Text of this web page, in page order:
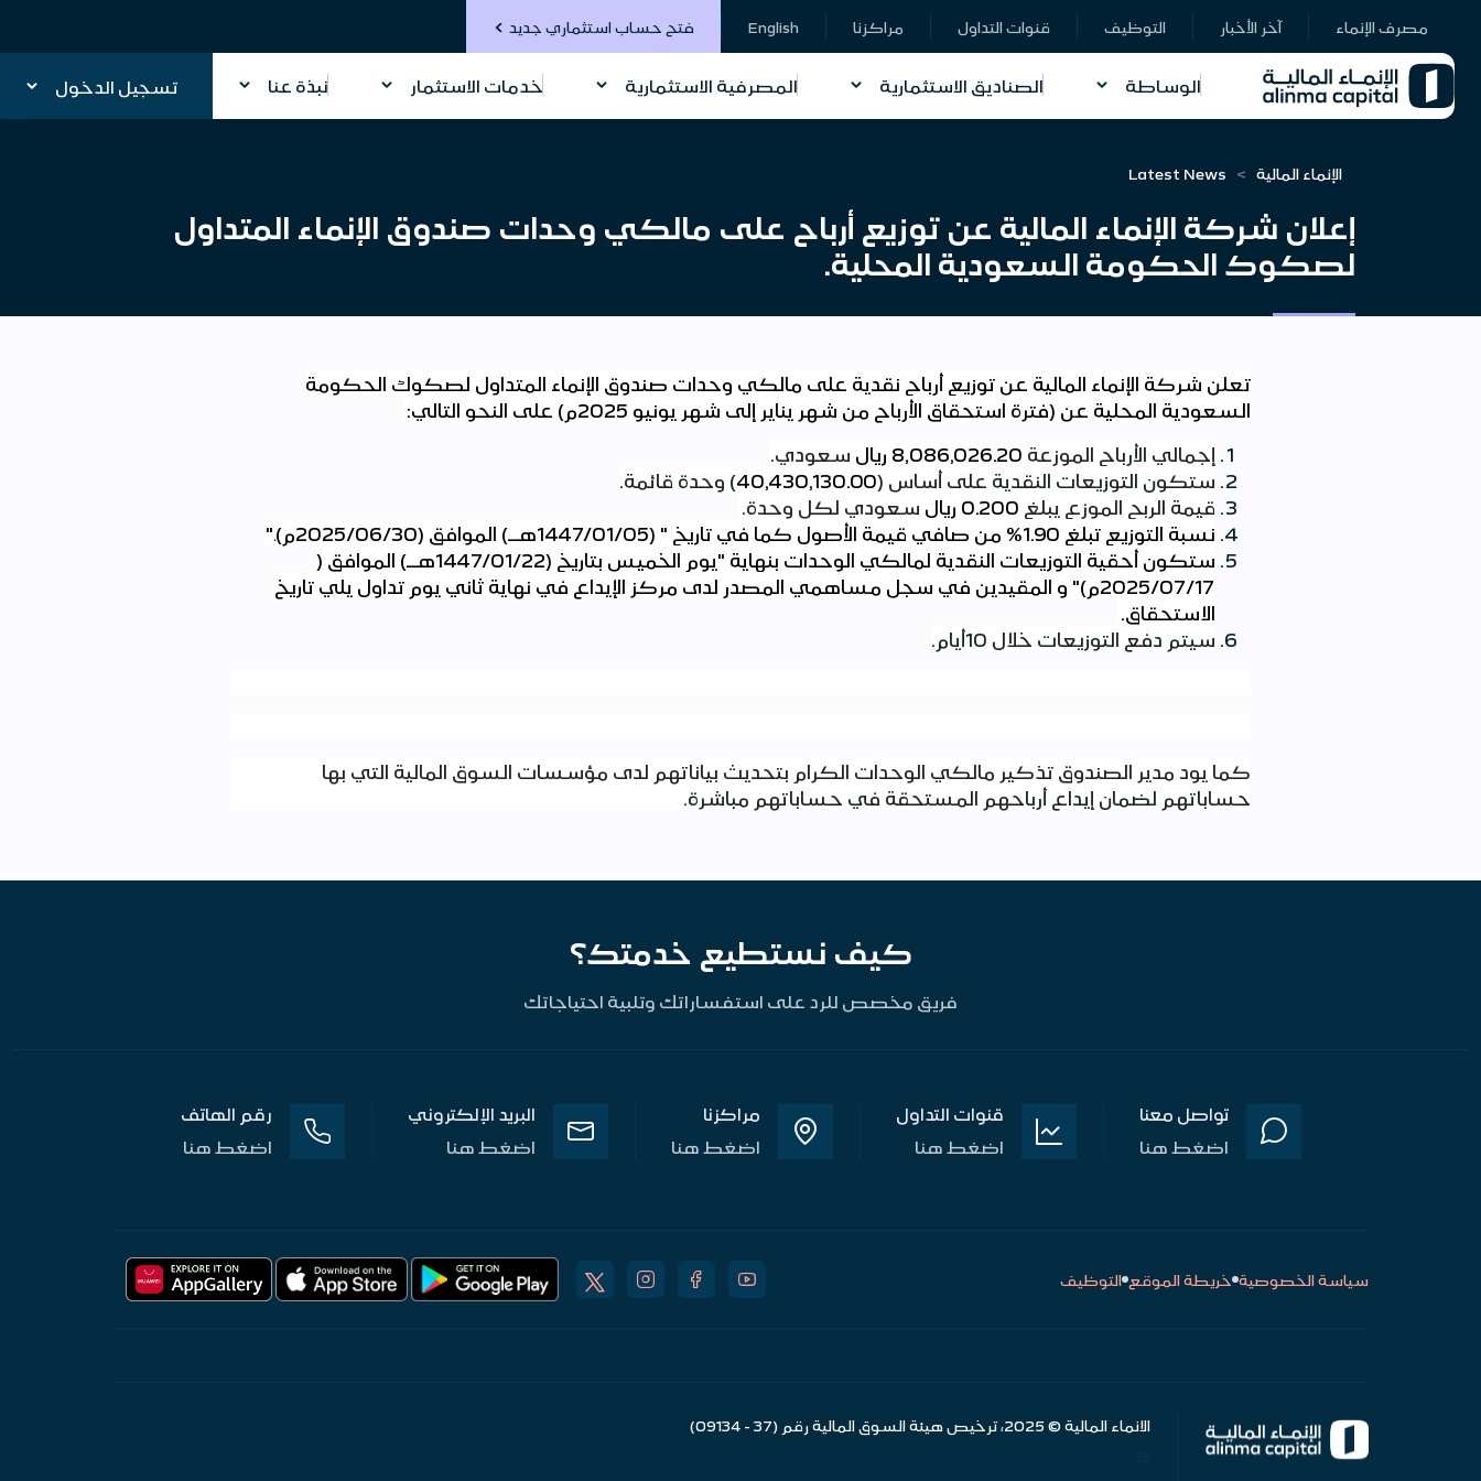
مصرف الإنماء آخر الأخبار التوظيف قنوات التداول مراكزنا English فتح حساب استثماري جديد
الوساطة الصناديق الاستثمارية المصرفية الاستثمارية خدمات الاستثمار نبذة عنا تسجيل الدخول
الإنماء المالية Latest News
إعلان شركة الإنماء المالية عن توزيع أرباح على مالكي وحدات صندوق الإنماء المتداول
لصكوك الحكومة السعودية المحلية.
تعلن شركة الإنماء المالية عن توزيع أرباح نقدية على مالكي وحدات صندوق الإنماء المتداول لصكوك الحكومة
السعودية المحلية عن (فترة استحقاق الأرباح من شهر يناير إلى شهر يونيو
:
إجمالي الأرباح الموزعة 8,086,026.20 ريال سعودي.
ستكون التوزيعات النقدية على أساس (40,430,130.00) وحدة قائمة.
قيمة الربح الموزع يبلغ 0.200 ريال سعودي لكل وحدة.
نسبة التوزيع تبلغ 1.90% من صافي قيمة الأصول كما في تاريخ " (
05
/
01/1447هــ) الموافق ( 30
/
06
/
2025م)".
ستكون أحقية التوزيعات النقدية لمالكي الوحدات بنهاية "يوم الخميس بتاريخ (22
/
01
/
1447هــ) الموافق (
17
/
07
/2025م)" و المقيدين في سجل مساهمي المصدر لدى مركز الإيداع في نهاية ثاني يوم تداول يلي تاريخ
الاستحقاق.
سيتم دفع التوزيعات خلال 10أيام
.
كما يود مدير الصندوق تذكير مالكي الوحدات الكرام بتحديث بياناتهم لدى مؤسسات السوق المالية التي بها
حساباتهم لضمان إيداع أرباحهم المستحقة في حساباتهم مباشرة.
كيف نستطيع خدمتك؟
فريق مخصص للرد على استفساراتك وتلبية احتياجاتك
تواصل معنا
اضغط هنا
قنوات التداول
اضغط هنا
مراكزنا
اضغط هنا
البريد الإلكتروني
اضغط هنا
رقم الهاتف
اضغط هنا
سياسة الخصوصية خريطة الموقع التوظيف
الانماء المالية © 2025، ترخيص هيئة السوق المالية رقم (37 - 09134)